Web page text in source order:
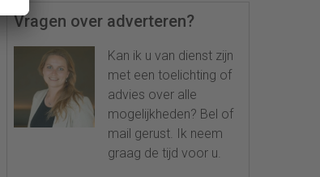
Vragen over adverteren?
Kan ik u van dienst zijn
met een toelichting of
advies over alle
mogelijkheden? Bel of
mail gerust. Ik neem
graag de tijd voor u.